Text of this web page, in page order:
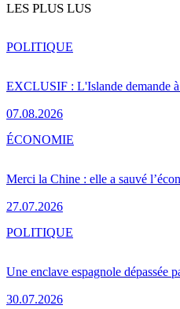
LES PLUS LUS
EXCLUSIF : L'Islande demande
07.08.2026
POLITIQUE
Merci la Chine : elle a sauvé
27.07.2026
ÉCONOMIE
Une enclave espagnole dépassée
30.07.2026
POLITIQUE